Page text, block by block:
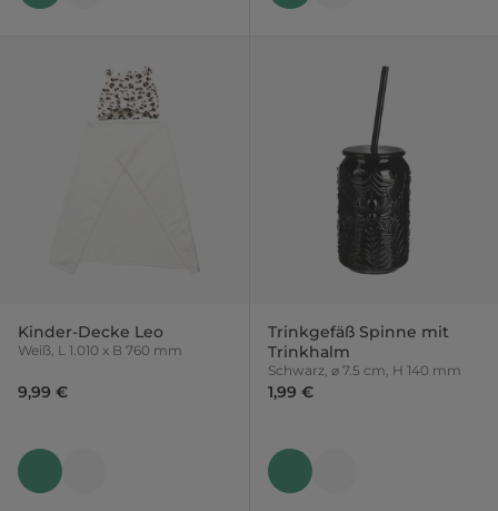
Kinder-Decke Leo
Weiß, L 1.010 x B 760 mm
9,99 €
Trinkgefäß Spinne mit
Trinkhalm
Schwarz, ⌀ 7.5 cm, H 140 mm
1,99 €